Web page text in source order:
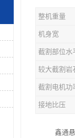
整机重量
机身宽
截割部位水
较大截割岩
截割电机功
接地比压
鑫通